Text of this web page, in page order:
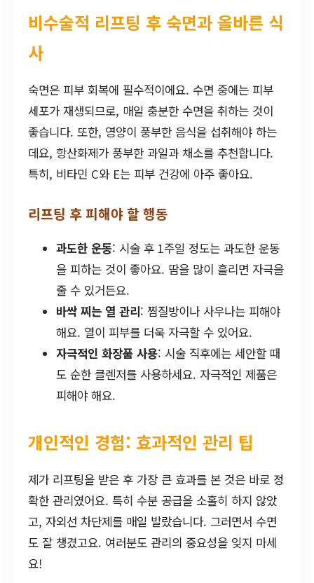
비수술적 리프팅 후 숙면과 올바른 식
사
숙면은 피부 회복에 필수적이에요. 수면 중에는 피부
세포가 재생되므로, 매일 충분한 수면을 취하는 것이
좋습니다. 또한, 영양이 풍부한 음식을 섭취해야 하는
데요, 항산화제가 풍부한 과일과 채소를 추천합니다.
특히, 비타민 C와 E는 피부 건강에 아주 좋아요.
리프팅 후 피해야 할 행동
과도한 운동: 시술 후 1주일 정도는 과도한 운동
을 피하는 것이 좋아요. 땀을 많이 흘리면 자극을
줄 수 있거든요.
바싹 찌는 열 관리: 찜질방이나 사우나는 피해야
해요. 열이 피부를 더욱 자극할 수 있어요.
자극적인 화장품 사용: 시술 직후에는 세안할 때
도 순한 클렌저를 사용하세요. 자극적인 제품은
피해야 해요.
개인적인 경험: 효과적인 관리 팁
제가 리프팅을 받은 후 가장 큰 효과를 본 것은 바로 정
확한 관리였어요. 특히 수분 공급을 소홀히 하지 않았
고, 자외선 차단제를 매일 발랐습니다. 그러면서 수면
도 잘 챙겼고요. 여러분도 관리의 중요성을 잊지 마세
요!